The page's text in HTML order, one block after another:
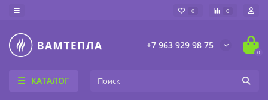
0 0
+7 963 929 98 75
0
КАТАЛОГ